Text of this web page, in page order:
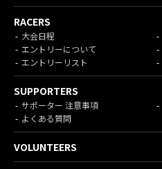
RACERS
大会日程
エントリーについて
エントリーリスト
SUPPORTERS
サポーター 注意事項
よくある質問
VOLUNTEERS